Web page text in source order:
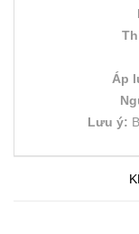
Áp
Lưu ý: